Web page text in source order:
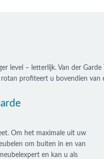
level – letterlijk. Van der
profiteert u bovendien
Om het maximale uit uw
om buiten in en van
en kan u als